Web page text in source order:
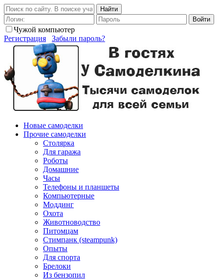
Найти
Войти
Чужой компьютер
Регистрация
Забыли пароль?
Новые самоделки
Прочие самоделки
Столярка
Для гаража
Роботы
Домашние
Часы
Телефоны и планшеты
Компьютерные
Моддинг
Охота
Животноводство
Питомцам
Стимпанк (steampunk)
Опыты
Для спорта
Брелоки
Из бензопил